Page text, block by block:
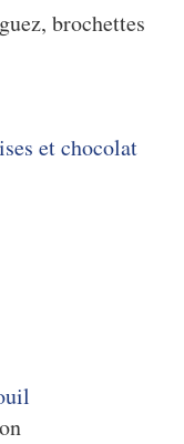
brochettes
et chocolat